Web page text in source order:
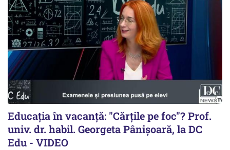
Educația în vacanță: "Cărțile pe foc"? Prof.
univ. dr. habil. Georgeta Pânișoară, la DC
Edu - VIDEO